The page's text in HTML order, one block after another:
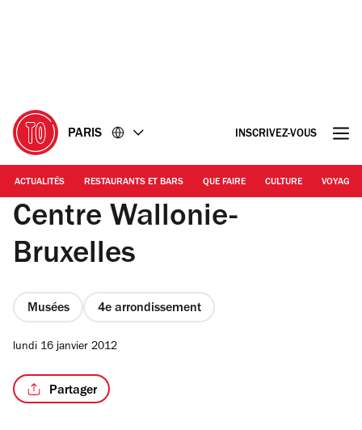
PARIS INSCRIVEZ-VOUS
ACTUALITÉS RESTAURANTS ET BARS QUE FAIRE CULTURE VOYAGE
Centre Wallonie-
Bruxelles
Musées 4e arrondissement
lundi 16 janvier 2012
Partager